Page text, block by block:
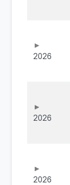
2026
2026
2026